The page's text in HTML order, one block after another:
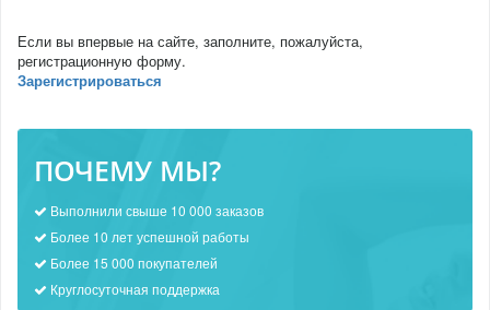
Если вы впервые на сайте, заполните, пожалуйста,
регистрационную форму.
Зарегистрироваться
ПОЧЕМУ МЫ?
Выполнили свыше 10 000 заказов
Более 10 лет успешной работы
Более 15 000 покупателей
Круглосуточная поддержка